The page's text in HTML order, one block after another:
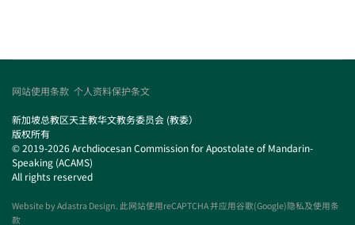
网站使用条款 个人资料保护条文
新加坡总教区天主教华文教务委员会 (教委）
版权所有
© 2019-2026 Archdiocesan Commission for Apostolate of Mandarin-
Speaking (ACAMS)
All rights reserved
Website byAdastra Design. 此网站使用reCAPTCHA 并应用谷歌(Google)隐私及使用条
款